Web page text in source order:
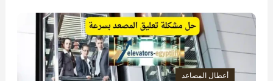
أعطال المصاعد